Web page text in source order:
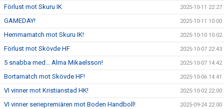
Förlust mot Skuru IK 2025-10-11 22:27
GAMEDAY! 2025-10-11 10:00
Hemmamatch mot Skuru IK! 2025-10-10 10:02
Förlust mot Skövde HF 2025-10-07 22:43
5 snabba med... Alma Mikaelsson! 2025-10-07 14:42
Bortamatch mot Skövde HF! 2025-10-06 14:41
VI vinner mot Kristianstad HK! 2025-10-02 22:00
VI vinner seriepremiären mot Boden Handboll! 2025-09-24 22:00